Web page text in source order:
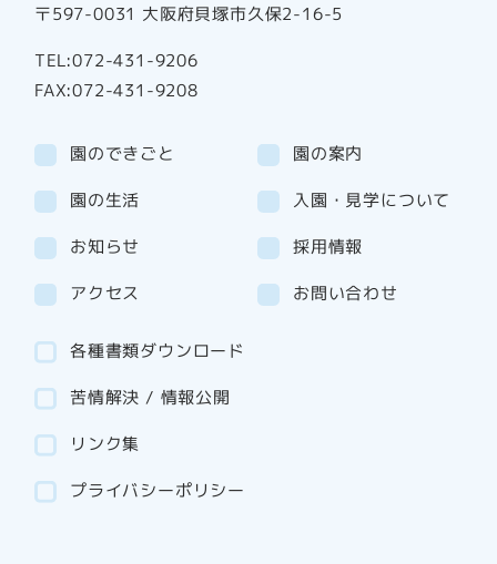
〒597-0031 大阪府貝塚市久保2-16-5
TEL:072-431-9206
FAX:072-431-9208
園のできごと 園の案内
園の生活 入園・見学について
お知らせ
採用情報
アクセス
お問い合わせ
各種書類ダウンロード
苦情解決 / 情報公開
リンク集
プライバシーポリシー